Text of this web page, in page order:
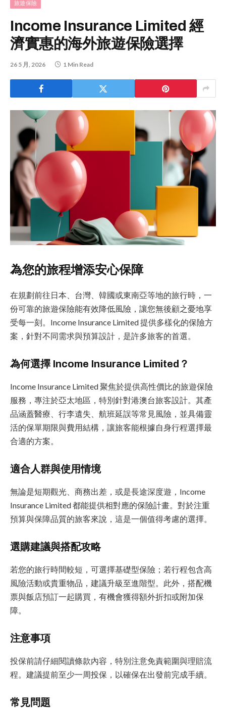
旅遊保險
Income Insurance Limited 經
濟實惠的海外旅遊保險選擇
26 5 月, 2026 1 Min Read
為您的旅程增添安心保障
在規劃前往日本、台灣、韓國或東南亞等地的旅行時，一
份可靠的旅遊保險能有效降低風險，讓您無後顧之憂地享
受每一刻。Income Insurance Limited 提供多樣化的保險方
案，針對不同需求與預算設計，是許多旅客的首選。
為何選擇 Income Insurance Limited？
Income Insurance Limited 聚焦於提供高性價比的旅遊保險
服務，專注於亞太地區，特別針對港澳台旅客設計。其產
品涵蓋醫療、行李遺失、航班延誤等常見風險，並具備靈
活的保單期限與費用結構，讓旅客能根據自身行程選擇最
合適的方案。
適合人群與使用情境
無論是短期觀光、商務出差，或是長途深度遊，Income
Insurance Limited 都能提供相對應的保險計畫。對於注重
預算與保障品質的旅客來說，這是一個值得考慮的選擇。
選購建議與搭配攻略
若您的旅行時間較短，可選擇基礎型保險；若行程包含高
風險活動或貴重物品，建議升級至進階型。此外，搭配機
票與飯店預訂一起購買，有機會獲得額外折扣或附加保
障。
注意事項
投保前請仔細閱讀條款內容，特別注意免責範圍與理賠流
程。建議提前至少一周投保，以確保在出發前完成手續。
常見問題